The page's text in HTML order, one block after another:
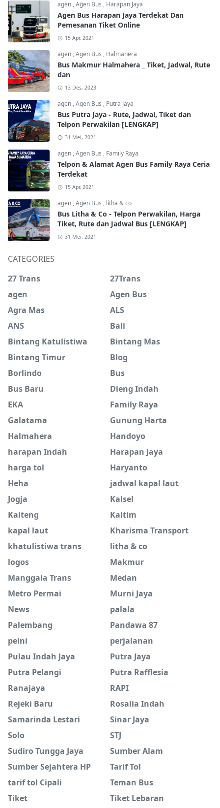
agen ,Agen Bus , Harapan Jaya
Agen Bus Harapan Jaya Terdekat Dan
Pemesanan Tiket Online
15 Apr, 2021
agen ,Agen Bus , Halmahera
Bus Makmur Halmahera _ Tiket, Jadwal, Rute
dan
13 Des, 2023
agen ,Agen Bus , Putra Jaya
Bus Putra Jaya - Rute, Jadwal, Tiket dan
Telpon Perwakilan [LENGKAP]
31 Mei, 2021
agen ,Agen Bus , Family Raya
Telpon & Alamat Agen Bus Family Raya Ceria
Terdekat
15 Apr, 2021
agen ,Agen Bus , litha & co
Bus Litha & Co - Telpon Perwakilan, Harga
Tiket, Rute dan Jadwal Bus [LENGKAP]
31 Mei, 2021
CATEGORIES
27 Trans
27Trans
agen
Agen Bus
Agra Mas
ALS
ANS
Bali
Bintang Katulistiwa
Bintang Mas
Bintang Timur
Blog
Borlindo
Bus
Bus Baru
Dieng Indah
EKA
Family Raya
Galatama
Gunung Harta
Halmahera
Handoyo
harapan Indah
Harapan Jaya
harga tol
Haryanto
Heha
jadwal kapal laut
Jogja
Kalsel
Kalteng
Kaltim
kapal laut
Kharisma Transport
khatulistiwa trans
litha & co
logos
Makmur
Manggala Trans
Medan
Metro Permai
Murni Jaya
News
palala
Palembang
Pandawa 87
pelni
perjalanan
Pulau Indah Jaya
Putra Jaya
Putra Pelangi
Putra Rafflesia
Ranajaya
RAPI
Rejeki Baru
Rosalia Indah
Samarinda Lestari
Sinar Jaya
Solo
STJ
Sudiro Tungga Jaya
Sumber Alam
Sumber Sejahtera HP
Tarif Tol
tarif tol Cipali
Teman Bus
Tiket
Tiket Lebaran